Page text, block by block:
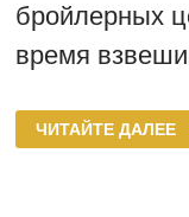
бройлерных
время
РАЦИОН
КОРМЛЕНИЯ
БРОЙЛЕРНЫХ
ЧИТАЙТЕ ДАЛЕЕ